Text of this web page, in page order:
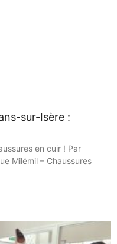
sur-Isère :
en cuir ! Par
Milémil – Chaussures